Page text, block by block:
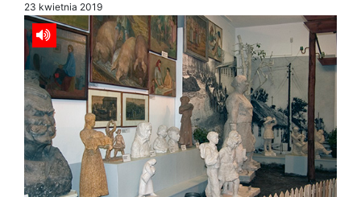
23 kwietnia 2019